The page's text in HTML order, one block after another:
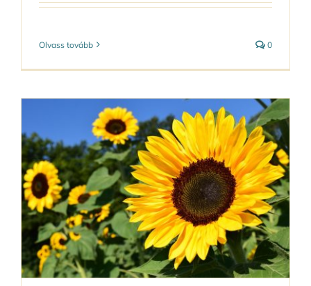
Olvass tovább 0